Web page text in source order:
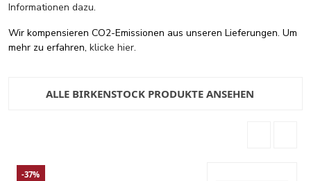
Informationen dazu.
Wir kompensieren CO2-Emissionen aus unseren Lieferungen. Um
mehr zu erfahren, klicke hier.
ALLE BIRKENSTOCK PRODUKTE ANSEHEN
-37%